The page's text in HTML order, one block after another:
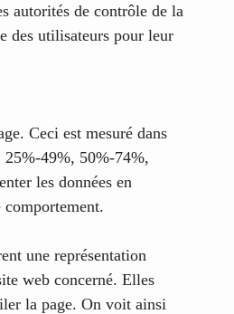
autorités de contrôle de la
des utilisateurs pour leur
Ceci est mesuré dans
49%, 50%-74%,
les données en
une représentation
web concerné. Elles
la page. On voit ainsi